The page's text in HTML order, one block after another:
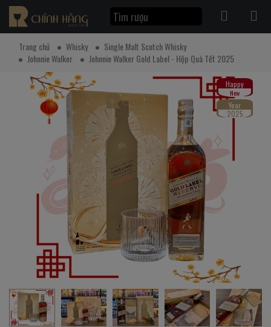
Trang chủ Whisky
Single Malt Scotch Whisky
Johnnie Walker
Johnnie Walker Gold Label - Hộp Quà Tết 2025
Happy
New
Year
2025